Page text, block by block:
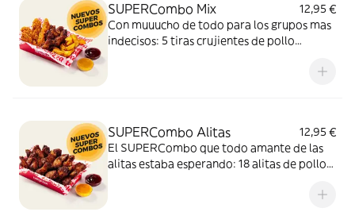
SUPERCombo Mix
12,95 €
Con muuucho de todo para los grupos mas
indecisos: 5 tiras crujientes de pollo
acompañadas con salsa barbacoa y miel y
SUPERCombo Alitas
12,95 €
El SUPERCombo que todo amante de las
alitas estaba esperando: 18 alitas de pollo